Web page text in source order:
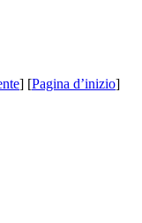
] [Pagina d’inizio]